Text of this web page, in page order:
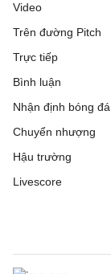
Video
Trên đường Pitch
Trực tiếp
Bình luận
Nhận định bóng đá
Chuyển nhượng
Hậu trường
Livescore